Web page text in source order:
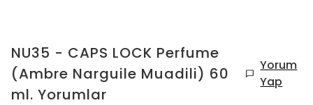
NU35 - CAPS LOCK Perfume
(Ambre Narguile Muadili) 60
ml. Yorumlar
Yorum
Yap